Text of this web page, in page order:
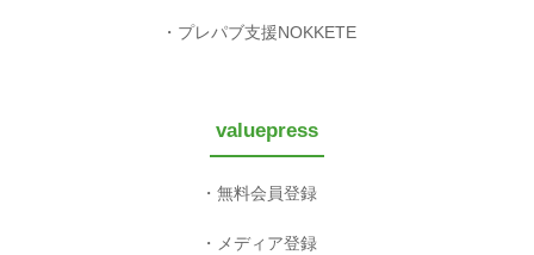
プレパブ支援NOKKETE
valuepress
無料会員登録
メディア登録